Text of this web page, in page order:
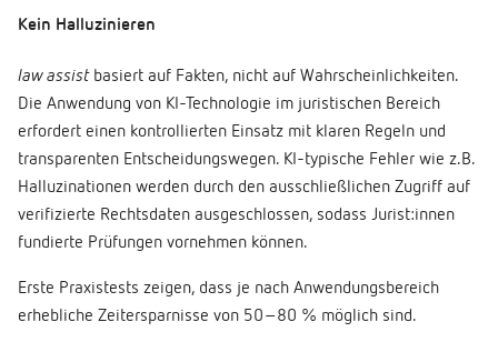
Kein Halluzinieren
law assistbasiert auf Fakten, nicht auf Wahrscheinlichkeiten.
Die Anwendung von KI-Technologie im juristischen Bereich
erfordert einen kontrollierten Einsatz mit klaren Regeln und
transparenten Entscheidungswegen. KI-typische Fehler wie z.B.
Halluzinationen werden durch den ausschließlichen Zugriff auf
verifizierte Rechtsdaten ausgeschlossen, sodass Jurist:innen
fundierte Prüfungen vornehmen können.
Erste Praxistests zeigen, dass je nach Anwendungsbereich
erhebliche Zeitersparnisse von 50–80 % möglich sind.